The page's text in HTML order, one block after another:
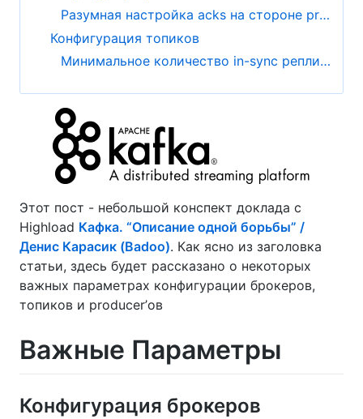
Разумная настройка acks на стороне producer’а
Конфигурация топиков
Минимальное количество in-sync реплик, подтверждающих успешную запись
Этот пост - небольшой конспект доклада с
Highload Кафка. “Описание одной борьбы” /
Денис Карасик (Badoo). Как ясно из заголовка
статьи, здесь будет рассказано о некоторых
важных параметрах конфигурации брокеров,
топиков и producer’ов
Важные Параметры
Конфигурация брокеров